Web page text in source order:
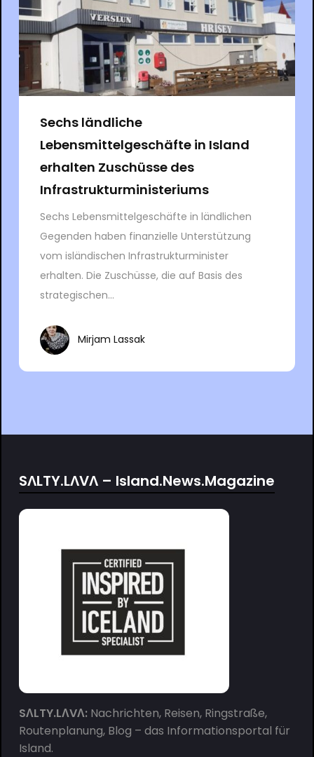
Sechs ländliche
Lebensmittelgeschäfte in Island
erhalten Zuschüsse des
Infrastrukturministeriums
Sechs Lebensmittelgeschäfte in ländlichen
Gegenden haben finanzielle Unterstützung
vom isländischen Infrastrukturminister
erhalten. Die Zuschüsse, die auf Basis des
strategischen...
Mirjam Lassak
SΛLTY.LΛVΛ – Island.News.Magazine
SΛLTY.LΛVΛ:Nachrichten, Reisen, Ringstraße,
Routenplanung, Blog – das Informationsportal für
Island.